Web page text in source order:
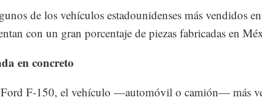
de los vehículos estadounidenses más vendidos
con un gran porcentaje de piezas fabricadas en
en concreto
F-150, el vehículo —automóvil o camión— más